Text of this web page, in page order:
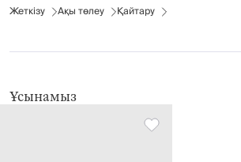
Жеткізу
Ақы төлеу Қайтару
Ұсынамыз